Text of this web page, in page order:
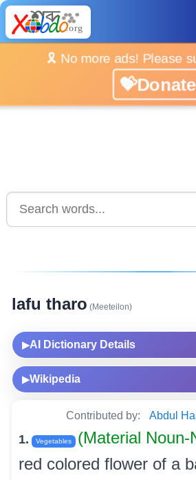
🎗️ No more ads! Please
💝Donate
lafu tharo (Meeteilon)
▶AI Dictionary Details
▶Wikipedia
Contributed by: Abdul
1. Vegetables (Material Noun-
red colored flower of a